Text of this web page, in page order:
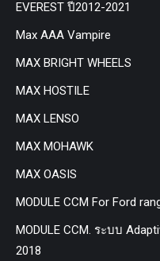
EVEREST ปี2012-2021
Max AAA Vampire
MAX BRIGHT WHEELS
MAX HOSTILE
MAX LENSO
MAX MOHAWK
MAX OASIS
MODULE CCM For Ford
MODULE CCM. ระบบ
2018